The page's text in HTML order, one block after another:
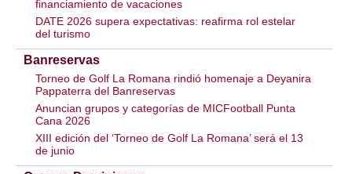
financiamiento de vacaciones
DATE 2026 supera expectativas: reafirma rol estelar
del turismo
Banreservas
Torneo de Golf La Romana rindió homenaje a Deyanira
Pappaterra del Banreservas
Anuncian grupos y categorías de MICFootball Punta
Cana 2026
XIII edición del ‘Torneo de Golf La Romana’ será el 13
de junio